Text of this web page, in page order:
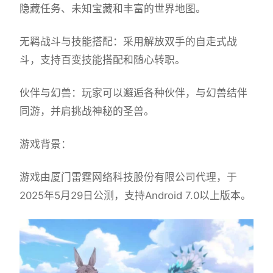
隐藏任务、未知宝藏和丰富的世界地图。
无羁战斗与技能搭配：采用解放双手的自走式战
斗，支持百变技能搭配和随心转职。
伙伴与幻兽：玩家可以邂逅各种伙伴，与幻兽结伴
同游，并肩挑战神秘的圣兽。
游戏背景：
游戏由厦门雷霆网络科技股份有限公司代理，于
2025年5月29日公测，支持Android 7.0以上版本。